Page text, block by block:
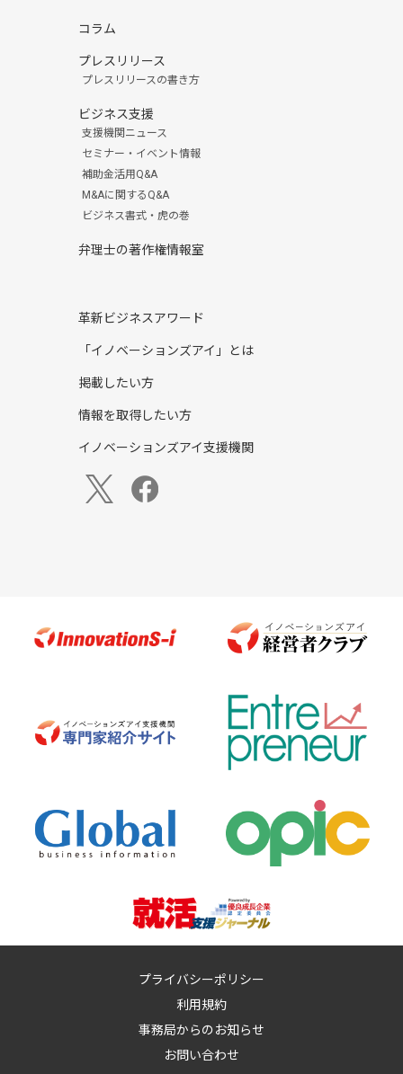
コラム
プレスリリース
プレスリリースの書き方
ビジネス支援
支援機関ニュース
セミナー・イベント情報
補助金活用Q&A
M&Aに関するQ&A
ビジネス書式・虎の巻
弁理士の著作権情報室
革新ビジネスアワード
「イノベーションズアイ」とは
掲載したい方
情報を取得したい方
イノベーションズアイ支援機関
プライバシーポリシー
利用規約
事務局からのお知らせ
お問い合わせ